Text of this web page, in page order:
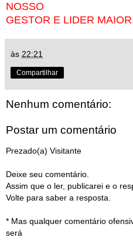
NOSSO
GESTOR E LIDER
às 22:21
Compartilhar
Nenhum comentário:
Postar um comentário
Prezado(a) Visitante
Deixe seu comentário.
Assim que o ler, publicarei e o
Volte para saber a resposta.
* Mas qualquer comentário
será